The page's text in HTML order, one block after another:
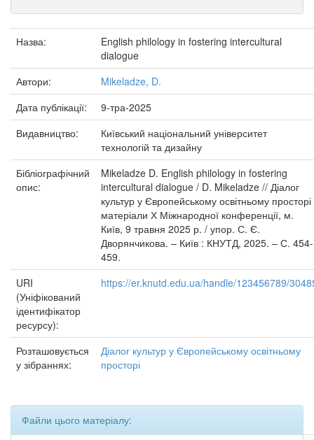
Назва:
English philology in fostering intercultural
dialogue
Автори:
Mikeladze, D.
Дата публікації:
9-тра-2025
Видавництво:
Київський національний університет
технологій та дизайну
Бібліографічний
опис:
Mikeladze D. English philology in fostering
intercultural dialogue / D. Mikeladze // Діалог
культур у Європейському освітньому просторі
матеріали Х Міжнародної конференції, м.
Київ, 9 травня 2025 р. / упор. С. Є.
Дворянчикова. – Київ : КНУТД, 2025. – С. 454-
459.
URI
(Уніфікований
ідентифікатор
ресурсу):
https://er.knutd.edu.ua/handle/123456789/
Розташовується
у зібраннях:
Діалог культур у Європейському освітньому
просторі
Файли цього матеріалу: